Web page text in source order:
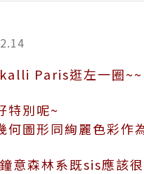
Paris逛左一圈~~
特別呢~
何圖形同絢麗色彩作
意森林系既sis應該